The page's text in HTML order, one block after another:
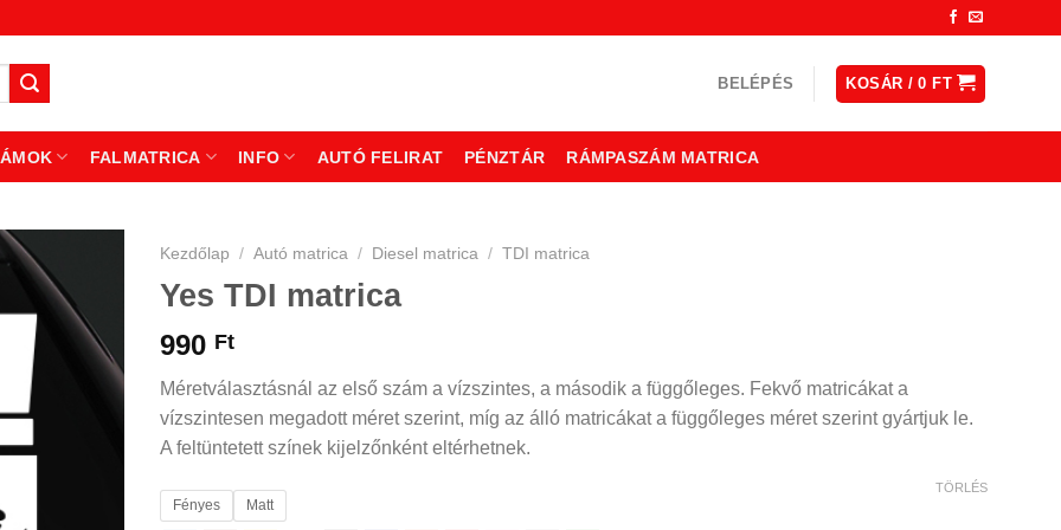
BELÉPÉS KOSÁR /0FT
FALMATRICA INFO AUTÓ FELIRAT PÉNZTÁR RÁMPASZÁM MATRICA
Kezdőlap / Autó matrica / Diesel matrica / TDI matrica
Yes TDI matrica
990 Ft
Méretválasztásnál az első szám a vízszintes, a második a függőleges. Fekvő matricákat a
vízszintesen megadott méret szerint, míg az álló matricákat a függőleges méret szerint gyártjuk le.
A feltüntetett színek kijelzőnként eltérhetnek.
Fényes Matt
TÖRLÉS